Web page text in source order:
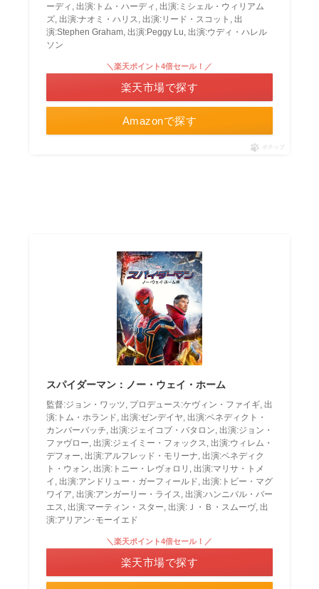
ーディ, 出演:トム・ハーディ, 出演:ミシェル・ウィリアム
ズ, 出演:ナオミ・ハリス, 出演:リード・スコット, 出
演:Stephen Graham, 出演:Peggy Lu, 出演:ウディ・ハレル
ソン
Amazonで探す
＼楽天ポイント4倍セール！／
楽天市場で探す
ポチップ
スパイダーマン：ノー・ウェイ・ホーム
監督:ジョン・ワッツ, プロデュース:ケヴィン・ファイギ, 出
演:トム・ホランド, 出演:ゼンデイヤ, 出演:ベネディクト・
カンバーバッチ, 出演:ジェイコブ・バタロン, 出演:ジョン・
ファヴロー, 出演:ジェイミー・フォックス, 出演:ウィレム・
デフォー, 出演:アルフレッド・モリーナ, 出演:ベネディク
ト・ウォン, 出演:トニー・レヴォロリ, 出演:マリサ・トメ
イ, 出演:アンドリュー・ガーフィールド, 出演:トビー・マグ
ワイア, 出演:アンガーリー・ライス, 出演:ハンニバル・バー
エス, 出演:マーティン・スター, 出演:Ｊ・Ｂ・スムーヴ, 出
演:アリアン･モーイエド
＼楽天ポイント4倍セール！／
楽天市場で探す